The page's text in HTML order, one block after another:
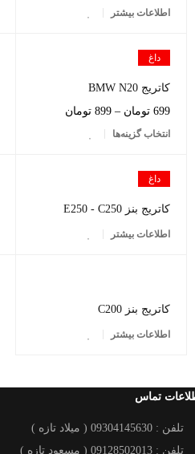
اطلاعات بیشتر
داغ
کاتریج BMW N20
699 تومان –
899 تومان
انتخاب گزینه‌ها
داغ
کاتریج بنز E250 - C250
اطلاعات بیشتر
کاتریج بنز C200
اطلاعات بیشتر
تماس
تلفن : 09304145630 ( میلاد تازه )
تلفن : 09128502013 ( مسعود تازه )